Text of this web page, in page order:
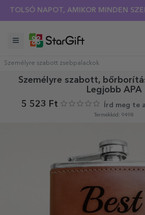
NAPOT, AMIKOR MINDEN
Személyre szabott zsebpalackok
Személyre szabott,
Legjobb APA
5 523 Ft
Írd meg te
Termékkód: 9498